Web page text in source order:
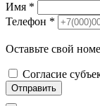
Имя *
Телефон *
Оставьте свой
Согласие
Отправить